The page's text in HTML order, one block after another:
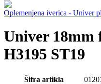
Oplemenjena iverica - Univer
Univer 18mm
H3195 ST19
Šifra artikla